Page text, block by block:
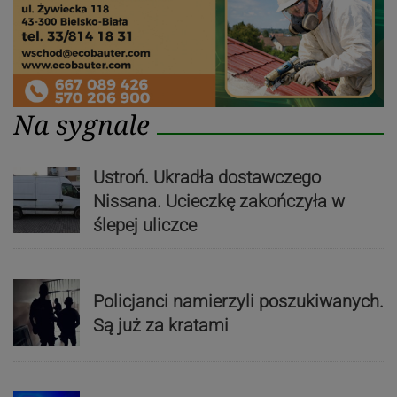
Na sygnale
Ustroń. Ukradła dostawczego
Nissana. Ucieczkę zakończyła w
ślepej uliczce
Policjanci namierzyli poszukiwanych.
Są już za kratami